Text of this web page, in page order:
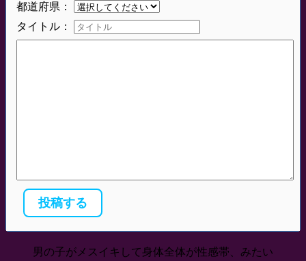
都道府県：
タイトル：
男の子がメスイキして身体全体が性感帯、みたい